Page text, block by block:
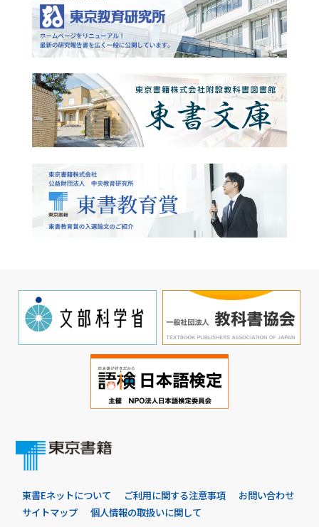
東書Eネットについて ご利用に関する注意事項
お問い合わせ
サイトマップ
個人情報の取扱いに関して